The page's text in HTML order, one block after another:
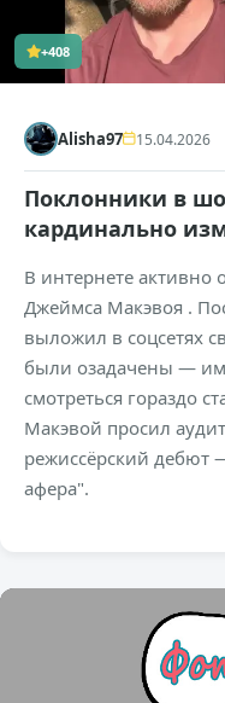
+408
Alisha97 15.04.2026
Поклонники в
кардинально
В интернете
Джеймса Макэвоя .
выложил в соцсетях
были озадачены — им
смотреться гораздо
Макэвой просил
режиссёрский
афера".